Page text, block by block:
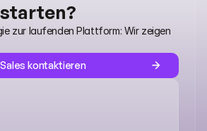
zur laufenden Plattform: Wir zeigen
Sales kontaktieren